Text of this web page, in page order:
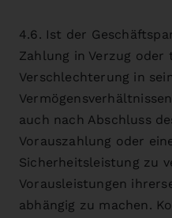
4.6. Ist der
Zahlung in Verzug
Verschlechterung in
auch nach Abschluss
Vorauszahlung oder
Sicherheitsleistung zu
Vorausleistungen
abhängig zu machen.